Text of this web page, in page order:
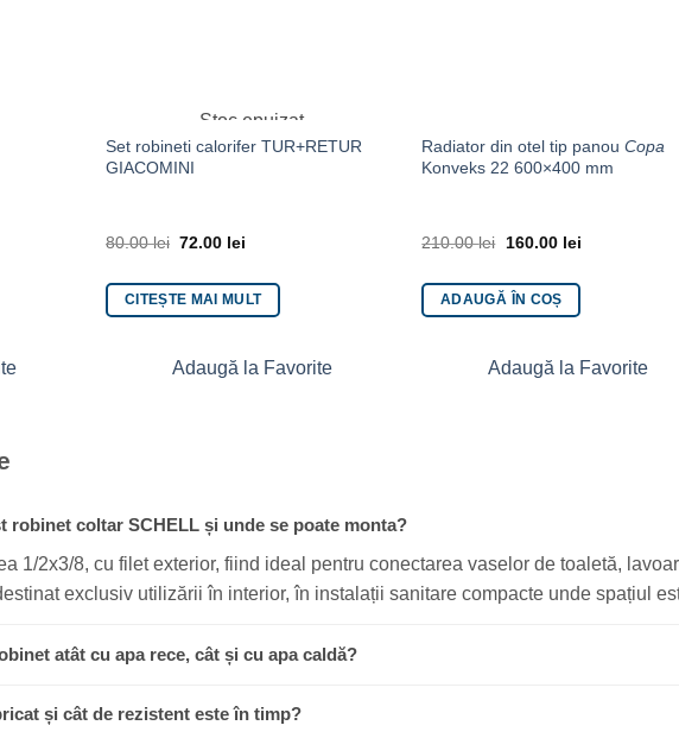
Stoc epuizat
Set robineti calorifer TUR+RETUR
GIACOMINI
80.00lei 72.00 lei
CITEȘTE MAI MULT
Adaugă la Favorite
Radiator din otel tip panouCopa
Konveks 22 600×400 mm
210.00lei 160.00 lei
ADAUGĂ ÎN COȘ
Adaugă la Favorite
robinet coltar SCHELL și unde se poate monta?
1/2x3/8, cu filet exterior, fiind ideal pentru conectarea vaselor de toaletă,
exclusiv utilizării în interior, în instalații sanitare compacte unde spațiul
atât cu apa rece, cât și cu apa caldă?
și cât de rezistent este în timp?